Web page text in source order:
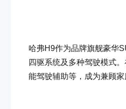
哈弗H9作为品牌旗舰豪华
四驱系统及多种驾驶模式
能驾驶辅助等，成为兼顾